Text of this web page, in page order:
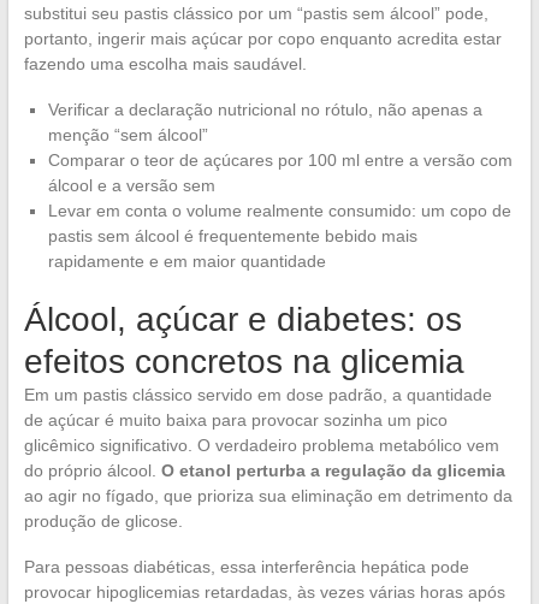
substitui seu pastis clássico por um “pastis sem álcool” pode,
portanto, ingerir mais açúcar por copo enquanto acredita estar
fazendo uma escolha mais saudável.
Verificar a declaração nutricional no rótulo, não apenas a
menção “sem álcool”
Comparar o teor de açúcares por 100 ml entre a versão com
álcool e a versão sem
Levar em conta o volume realmente consumido: um copo de
pastis sem álcool é frequentemente bebido mais
rapidamente e em maior quantidade
Álcool, açúcar e diabetes: os
efeitos concretos na glicemia
Em um pastis clássico servido em dose padrão, a quantidade
de açúcar é muito baixa para provocar sozinha um pico
glicêmico significativo. O verdadeiro problema metabólico vem
do próprio álcool. O etanol perturba a regulação da glicemia
ao agir no fígado, que prioriza sua eliminação em detrimento da
produção de glicose.
Para pessoas diabéticas, essa interferência hepática pode
provocar hipoglicemias retardadas, às vezes várias horas após